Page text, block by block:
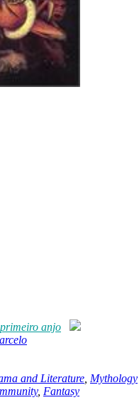
anjo
and Literature Mythology
, Fantasy